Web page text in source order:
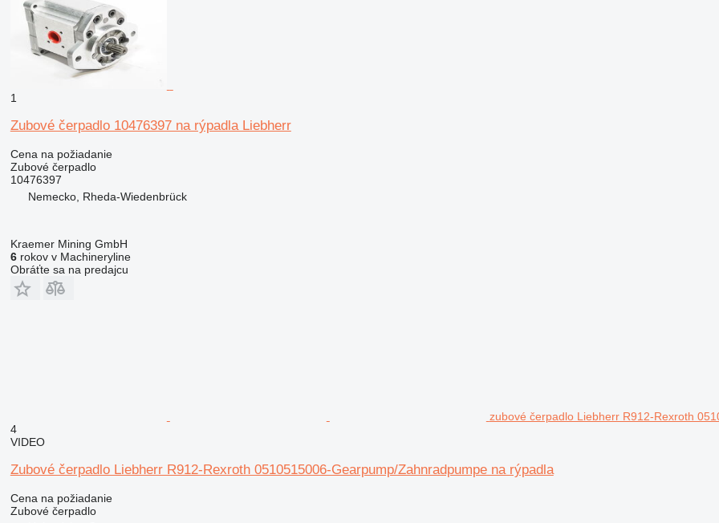
1
Zubové čerpadlo 10476397 na rýpadla Liebherr
Cena na požiadanie
Zubové čerpadlo
10476397
Nemecko, Rheda-Wiedenbrück
Kraemer Mining GmbH
6rokov v Machineryline
Obráťte sa na predajcu
zubové čerpadlo Liebherr R912-Rexroth
4
VIDEO
Zubové čerpadlo Liebherr R912-Rexroth 0510515006-Gearpump/Zahnradpumpe na rýpadla
Cena na požiadanie
Zubové čerpadlo